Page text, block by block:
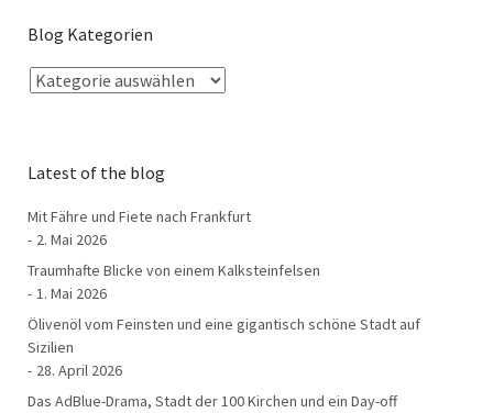
Blog Kategorien
Latest of the blog
Mit Fähre und Fiete nach Frankfurt
2. Mai 2026
Traumhafte Blicke von einem Kalksteinfelsen
1. Mai 2026
Ölivenöl vom Feinsten und eine gigantisch schöne Stadt auf
Sizilien
28. April 2026
Das AdBlue-Drama, Stadt der 100 Kirchen und ein Day-off